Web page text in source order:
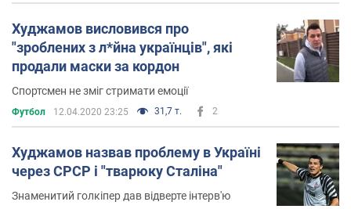
Худжамов висловився про
"зроблених з л*йна українців", які
продали маски за кордон
Спортсмен не зміг стримати емоції
Футбол 12.04.2020 23:25 31,7 т. 2
Худжамов назвав проблему в Україні
через СРСР і "тварюку Сталіна"
Знаменитий голкіпер дав відверте інтерв'ю